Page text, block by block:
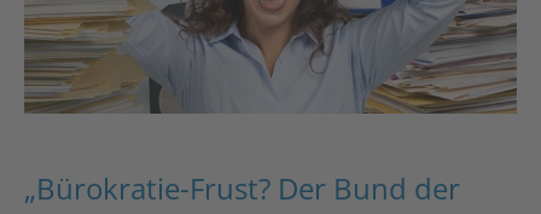
„Bürokratie-Frust? Der Bund der